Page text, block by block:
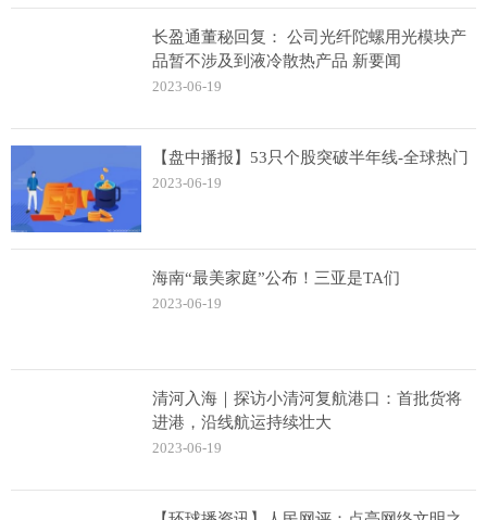
长盈通董秘回复： 公司光纤陀螺用光模块产
品暂不涉及到液冷散热产品 新要闻
2023-06-19
【盘中播报】53只个股突破半年线-全球热门
2023-06-19
海南“最美家庭”公布！三亚是TA们
2023-06-19
清河入海｜探访小清河复航港口：首批货将
进港，沿线航运持续壮大
2023-06-19